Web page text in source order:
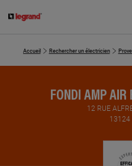
Accueil Rechercher un électricien
FONDI AMP AIR
12 RUE
13124